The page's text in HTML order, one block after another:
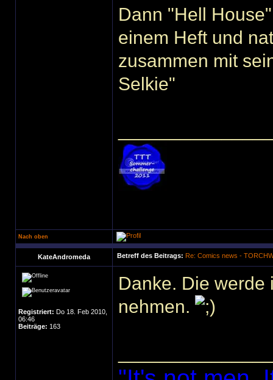
Dann "Hell
einem Heft und
zusammen mit
Selkie"
Nach oben
KateAndromeda Betreff des Beitrags: Re: Comics news -
Registriert: Do 18. Feb 2010,
06:46
Beiträge: 163
Danke. Die werde
nehmen.